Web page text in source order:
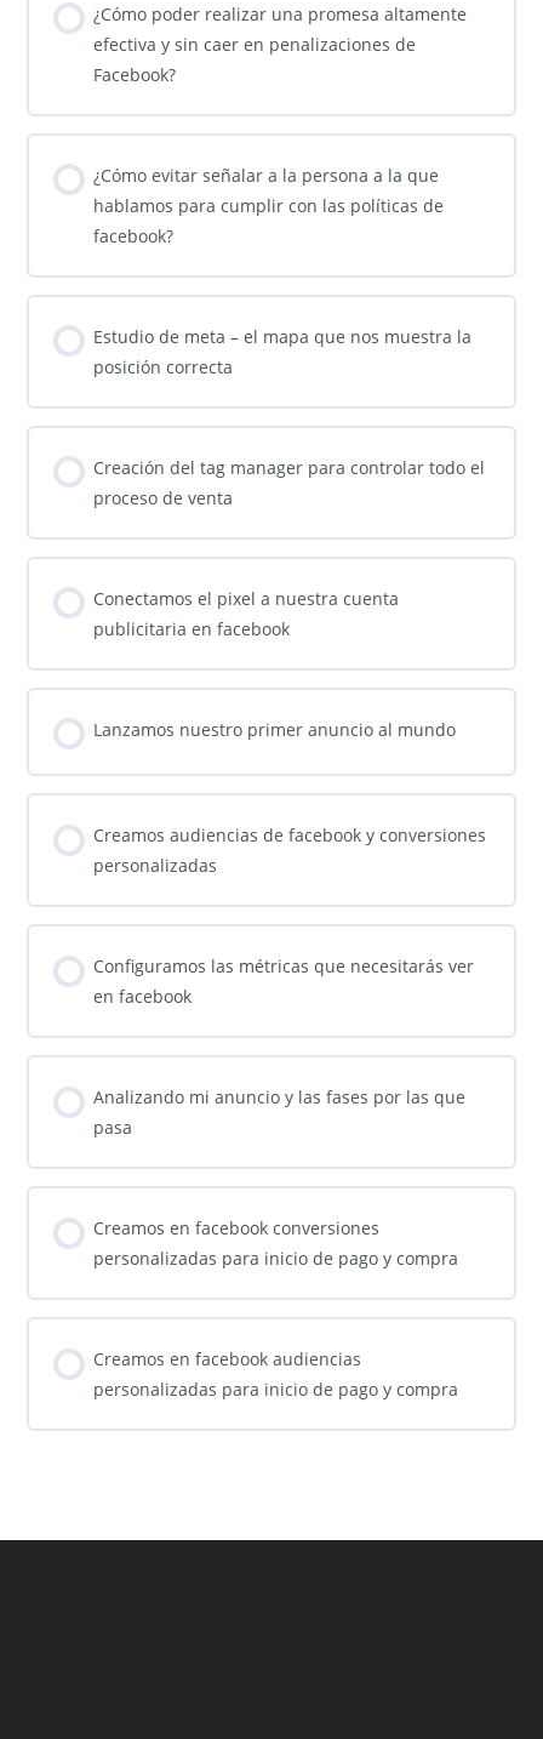
¿Cómo poder realizar una promesa altamente
efectiva y sin caer en penalizaciones de
Facebook?
¿Cómo evitar señalar a la persona a la que
hablamos para cumplir con las políticas de
facebook?
Estudio de meta – el mapa que nos muestra la
posición correcta
Creación del tag manager para controlar todo el
proceso de venta
Conectamos el pixel a nuestra cuenta
publicitaria en facebook
Lanzamos nuestro primer anuncio al mundo
Creamos audiencias de facebook y conversiones
personalizadas
Configuramos las métricas que necesitarás ver
en facebook
Analizando mi anuncio y las fases por las que
pasa
Creamos en facebook conversiones
personalizadas para inicio de pago y compra
Creamos en facebook audiencias
personalizadas para inicio de pago y compra